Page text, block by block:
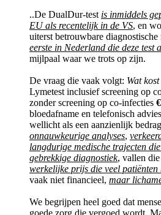
..De DualDur-test is inmiddels
EU als recentelijk in de VS, en
uiterst betrouwbare diagnostische
eerste in Nederland die deze test
mijlpaal waar we trots op zijn.
De vraag die vaak volgt: Wat
Lymetest inclusief screening op
zonder screening op co-infecties
bloedafname en telefonisch
wellicht als een aanzienlijk
onnauwkeurige analyses,
langdurige medische trajecten
gebrekkige diagnostiek, vallen
werkelijke prijs die veel patiënten
vaak niet financieel, maar
We begrijpen heel goed dat